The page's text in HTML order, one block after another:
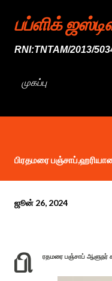
பப்ளிக்
RNI:TNTAM/2013/
முகப்பு
பிரதமரை
ஜூன் 26, 2024
பி ரதமரை பஞ்சாப் ஆளுநர்